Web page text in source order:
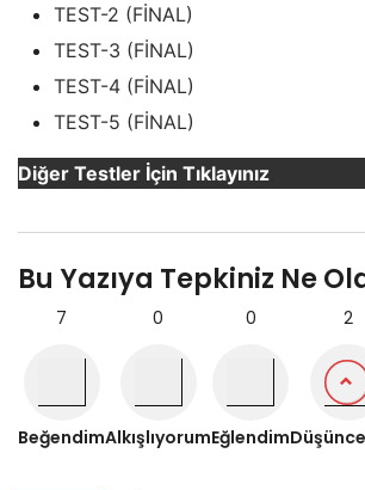
TEST-2 (FİNAL)
TEST-3 (FİNAL)
TEST-4 (FİNAL)
TEST-5 (FİNAL)
Diğer Testler İçin Tıklayınız
Bu Yazıya Tepkiniz Ne
7
Beğendim
0
Alkışlıyorum
0
Eğlendim
2